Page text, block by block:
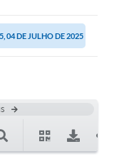
04 DE JULHO DE 2025